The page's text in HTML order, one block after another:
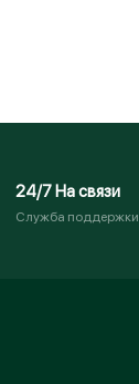
24/7 На связи
Служба поддержки